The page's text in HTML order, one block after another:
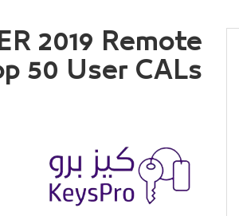
2019 Remote
50 User CALs